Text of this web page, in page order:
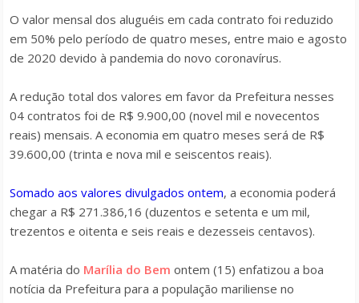
O valor mensal dos aluguéis em cada contrato foi reduzido
em 50% pelo período de quatro meses, entre maio e agosto
de 2020 devido à pandemia do novo coronavírus.
A redução total dos valores em favor da Prefeitura nesses
04 contratos foi de R$ 9.900,00 (novel mil e novecentos
reais) mensais. A economia em quatro meses será de R$
39.600,00 (trinta e nova mil e seiscentos reais).
Somado aos valores divulgados ontem, a economia poderá
chegar a R$ 271.386,16 (duzentos e setenta e um mil,
trezentos e oitenta e seis reais e dezesseis centavos).
A matéria do Marília do Bem ontem (15) enfatizou a boa
notícia da Prefeitura para a população mariliense no